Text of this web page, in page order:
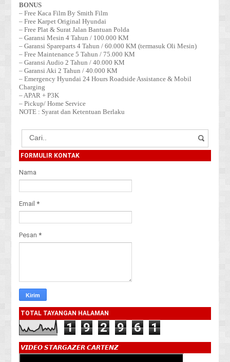
BONUS
– Free Kaca Film By Smith Film
– Free Karpet Original Hyundai
– Free Plat & Surat Jalan Bantuan Polda
– Garansi Mesin 4 Tahun / 100.000 KM
– Garansi Spareparts 4 Tahun / 60.000 KM (termasuk Oli Mesin)
– Free Maintenance 5 Tahun / 75.000 KM
– Garansi Audio 2 Tahun / 40.000 KM
– Garansi Aki 2 Tahun / 40.000 KM
– Emergency Hyundai 24 Hours Roadside Assistance & Mobil
Charging
– APAR + P3K
– Pickup/ Home Service
NOTE : Syarat dan Ketentuan Berlaku
FORMULIR KONTAK
Nama
Email*
Pesan*
TOTAL TAYANGAN HALAMAN
1 9 2 9 6 1
𝙑𝙄𝘿𝙀𝙊 𝙎𝙏𝘼𝙍𝙂𝘼𝙕𝙀𝙍 𝘾𝘼𝙍𝙏𝙀𝙉𝙕